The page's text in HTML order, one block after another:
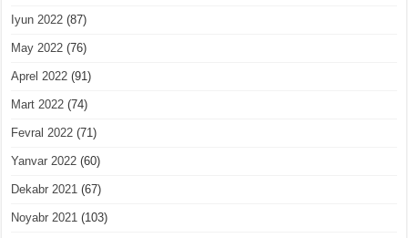
Iyun 2022 (87)
May 2022 (76)
Aprel 2022 (91)
Mart 2022 (74)
Fevral 2022 (71)
Yanvar 2022 (60)
Dekabr 2021 (67)
Noyabr 2021 (103)